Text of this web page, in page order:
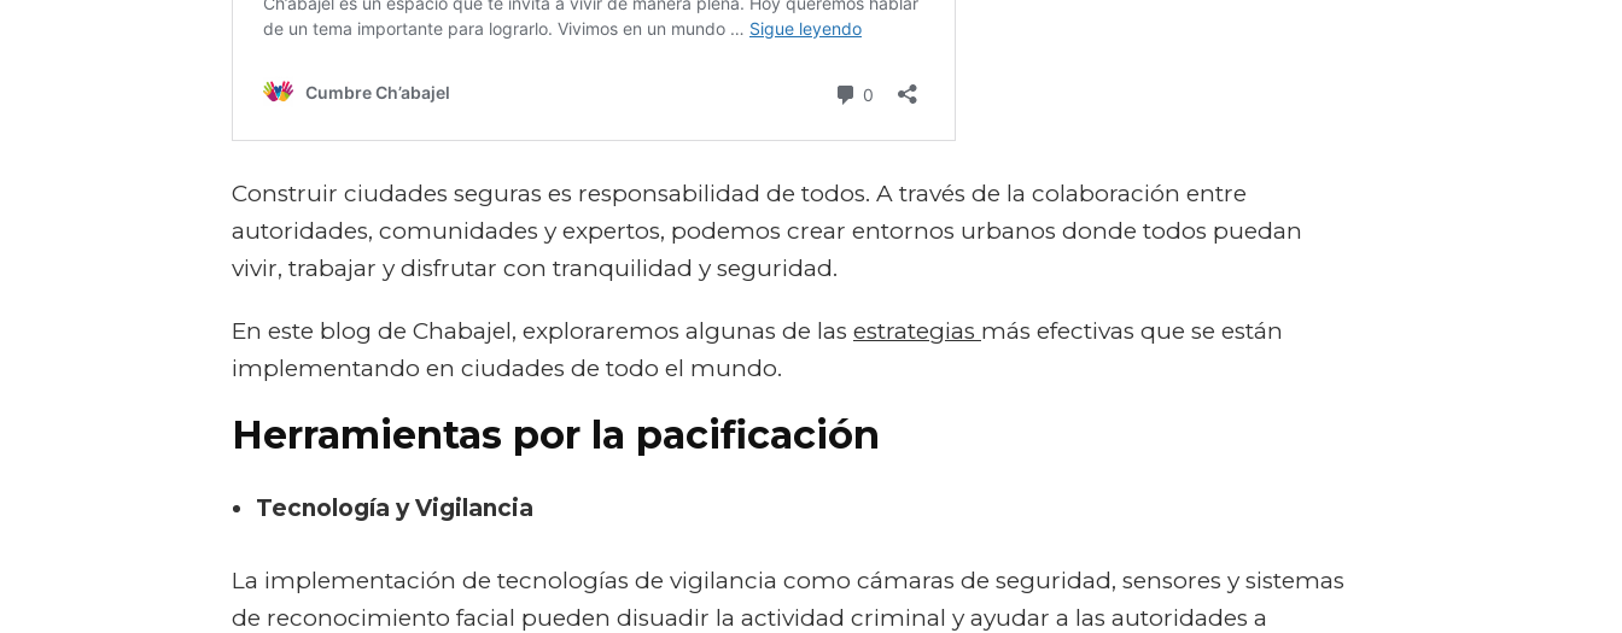
Construir ciudades seguras es responsabilidad de todos. A través de la colaboración entre
autoridades, comunidades y expertos, podemos crear entornos urbanos donde todos puedan
vivir, trabajar y disfrutar con tranquilidad y seguridad.
En este blog de Chabajel, exploraremos algunas de las estrategias más efectivas que se están
implementando en ciudades de todo el mundo.
Herramientas por la pacificación
Tecnología y Vigilancia
La implementación de tecnologías de vigilancia como cámaras de seguridad, sensores y sistemas
de reconocimiento facial pueden disuadir la actividad criminal y ayudar a las autoridades a